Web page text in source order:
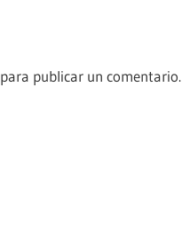
para publicar un comentario.